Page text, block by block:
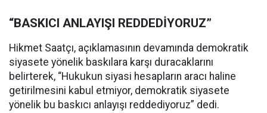
“BASKICI ANLAYIŞI REDDEDİYORUZ”
Hikmet Saatçı, açıklamasının devamında demokratik
siyasete yönelik baskılara karşı duracaklarını
belirterek, “Hukukun siyasi hesapların aracı haline
getirilmesini kabul etmiyor, demokratik siyasete
yönelik bu baskıcı anlayışı reddediyoruz” dedi.